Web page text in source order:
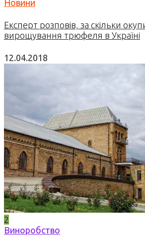
Новини
Експерт розповів, за скільки
вирощування трюфеля в Україні
12.04.2018
2
Виноробство